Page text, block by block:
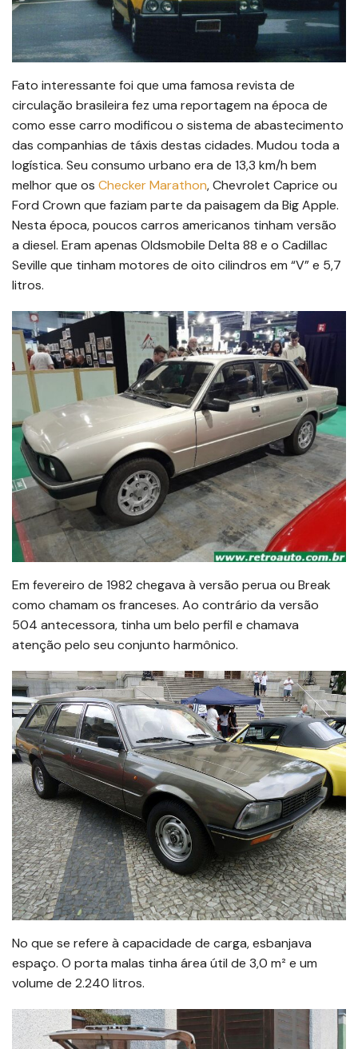
Fato interessante foi que uma famosa revista de
circulação brasileira fez uma reportagem na época de
como esse carro modificou o sistema de abastecimento
das companhias de táxis destas cidades. Mudou toda a
logística. Seu consumo urbano era de 13,3 km/h bem
melhor que os Checker Marathon, Chevrolet Caprice ou
Ford Crown que faziam parte da paisagem da Big Apple.
Nesta época, poucos carros americanos tinham versão
a diesel. Eram apenas Oldsmobile Delta 88 e o Cadillac
Seville que tinham motores de oito cilindros em “V” e 5,7
litros.
Em fevereiro de 1982 chegava à versão perua ou Break
como chamam os franceses. Ao contrário da versão
504 antecessora, tinha um belo perfil e chamava
atenção pelo seu conjunto harmônico.
No que se refere à capacidade de carga, esbanjava
espaço. O porta malas tinha área útil de 3,0 m² e um
volume de 2.240 litros.